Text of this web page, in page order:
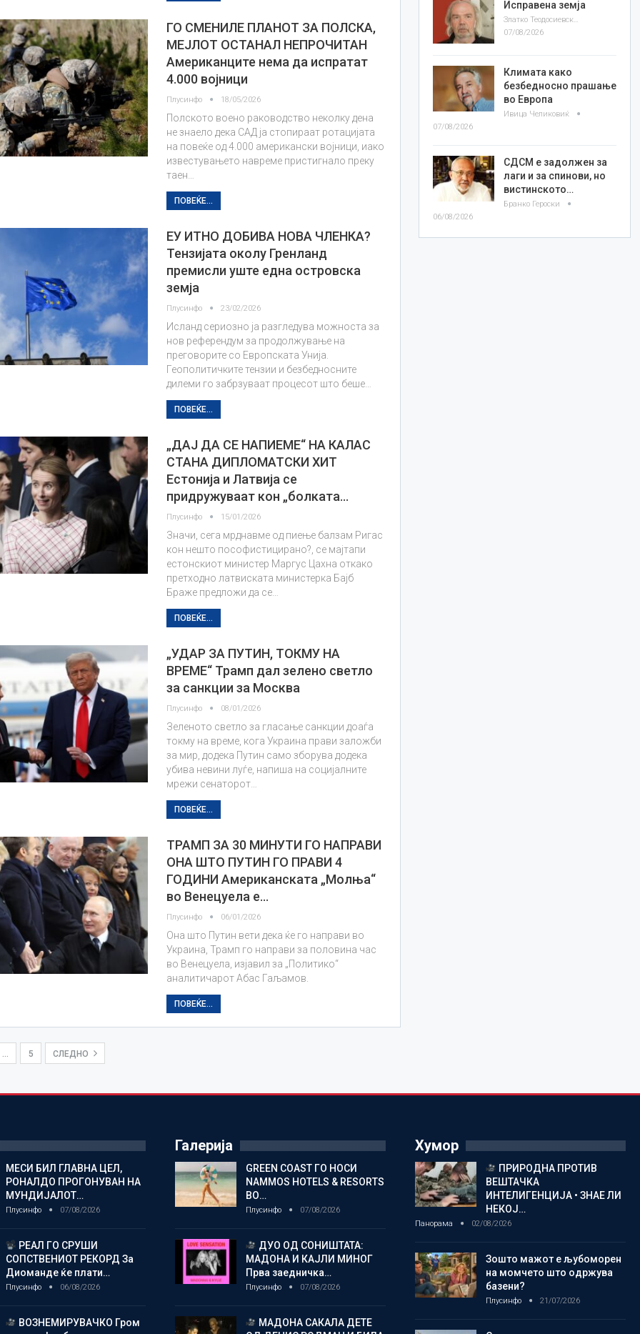
ГО СМЕНИЛЕ ПЛАНОТ ЗА ПОЛСКА,
МЕЈЛОТ ОСТАНАЛ НЕПРОЧИТАН
Американците нема да испратат
4.000 војници
Плусинфо 18/05/2026
Полското воено раководство неколку дена
не знаело дека САД ја стопираат ротацијата
на повеќе од 4.000 американски војници, иако
известувањето навреме пристигнало преку
таен…
ПОВЕЌЕ...
ЕУ ИТНО ДОБИВА НОВА ЧЛЕНКА?
Тензијата околу Гренланд
премисли уште една островска
земја
Плусинфо 23/02/2026
Исланд сериозно ја разгледува можноста за
нов референдум за продолжување на
преговорите со Европската Унија.
Геополитичките тензии и безбедносните
дилеми го забрзуваат процесот што беше…
ПОВЕЌЕ...
„ДАЈ ДА СЕ НАПИЕМЕ“ НА КАЛАС
СТАНА ДИПЛОМАТСКИ ХИТ
Естонија и Латвија се
придружуваат кон „болката…
Плусинфо 15/01/2026
Значи, сега мрднавме од пиење балзам Ригас
кон нешто пософистицирано?, се мајтапи
естонскиот министер Маргус Цахна откако
претходно латвиската министерка Бајб
Браже предложи да се…
ПОВЕЌЕ...
„УДАР ЗА ПУТИН, ТОКМУ НА
ВРЕМЕ“ Трамп дал зелено светло
за санкции за Москва
Плусинфо 08/01/2026
Зеленото светло за гласање санкции доаѓа
токму на време, кога Украина прави заложби
за мир, додека Путин само зборува додека
убива невини луѓе, напиша на социјалните
мрежи сенаторот…
ПОВЕЌЕ...
ТРАМП ЗА 30 МИНУТИ ГО НАПРАВИ
ОНА ШТО ПУТИН ГО ПРАВИ 4
ГОДИНИ Американската „Молња“
во Венецуела е…
Плусинфо 06/01/2026
Она што Путин вети дека ќе го направи во
Украина, Трамп го направи за половина час
во Венецуела, изјавил за „Политико“
аналитичарот Абас Гаљамов.
ПОВЕЌЕ...
… 5 СЛЕДНО
Исправена земја
Златко Теодосиевски
07/08/2026
Климата како
безбедносно прашање
во Европа
Ивица Челиковиќ
07/08/2026
СДСМ е задолжен за
лаги и за спинови, но
вистинското…
Бранко Героски
06/08/2026
МЕСИ БИЛ ГЛАВНА ЦЕЛ,
РОНАЛДО ПРОГОНУВАН НА
МУНДИЈАЛОТ…
Плусинфо 07/08/2026
РЕАЛ ГО СРУШИ
СОПСТВЕНИОТ РЕКОРД За
Диоманде ќе плати…
Плусинфо 06/08/2026
ВОЗНЕМИРУВАЧКО Гром
Галерија
GREEN COAST ГО НОСИ
NAMMOS HOTELS & RESORTS
ВО…
Плусинфо 07/08/2026
ДУО ОД СОНИШТАТА:
МАДОНА И КАЈЛИ МИНОГ
Прва заедничка…
Плусинфо 07/08/2026
МАДОНА САКАЛА ДЕТЕ
Хумор
ПРИРОДНА ПРОТИВ
ВЕШТАЧКА
ИНТЕЛИГЕНЦИЈА • ЗНАЕ ЛИ
НЕКОЈ…
Панорама 02/08/2026
Зошто мажот е љубоморен
на момчето што одржува
базени?
Плусинфо 21/07/2026